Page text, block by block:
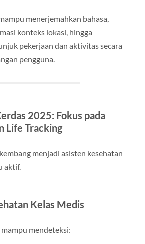
menerjemahkan bahasa,
konteks lokasi, hingga
pekerjaan dan aktivitas secara
pengguna.
2025: Fokus pada
Life Tracking
menjadi asisten kesehatan
aktif.
Kelas Medis
mendeteksi: